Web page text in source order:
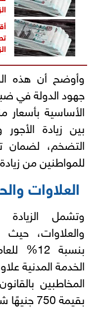
وأوضح أن هذه
جهود الدولة في
الأساسية بأسعار
بين زيادة
التضخم، لضمان
للمواطنين من
العلاوات
وتشمل
والعلاوات،
بنسبة
المخاطبين
بقيمة 750 جنيهًا شهريًا لجميع العاملين.